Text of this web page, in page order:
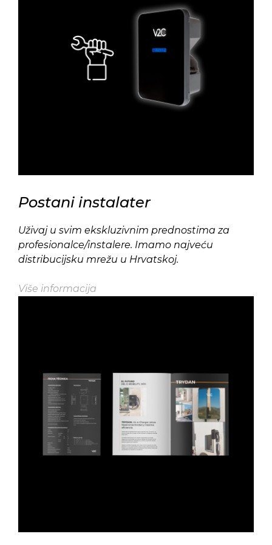
Postani instalater
Uživaj u svim ekskluzivnim prednostima za
profesionalce/instalere. Imamo najveću
distribucijsku mrežu u Hrvatskoj.
Više informacija